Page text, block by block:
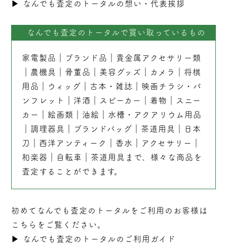
▶︎
なんでも査定のトータルの想い・代表挨拶
なんでも査定のトータルで買い取っているもの
家電製品 ブランド品
貴金属アクセサリー類
農機具 骨董品 美容グッズ カメラ
将棋
用品
ウィッグ 古本 ・ 雑誌
映画チラシ・パ
ンフレット
洋酒 スピーカー 着物
スニー
カー
絵画類 油絵
水槽・アクアリウム用品
調理器具 ブランドバッグ ｜茶道用具｜
日本
刀
西洋アンティーク 香水 アクセサリー
和楽器
自転車 茶道用具 まで、様々な商品を
査定することができます。
初めてなんでも査定のトータルをご利用のお客様は
こちらをご覧ください。
▶︎
なんでも査定のトータルのご利用ガイド